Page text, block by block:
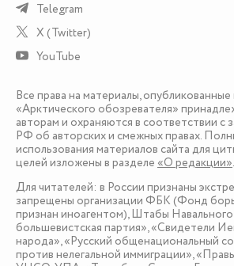
Telegram
X (Twitter)
YouTube
Все права на материалы, опубликованные
«Арктического обозревателя»
авторам и охраняются в соответствии с
РФ об авторских и смежных правах.
использования материалов сайта для
целей изложены в разделе «О редакции».
Для читателей: в России признаны
запрещены организации ФБК (Фонд
признан иноагентом), Штабы
большевистская партия», «Свидетели
народа», «Русский общенациональный
против нелегальной иммиграции»,